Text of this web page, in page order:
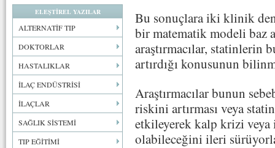
ELEŞTİREL YAZILAR
ALTERNATİF TIP
DOKTORLAR
HASTALIKLAR
İLAÇ ENDÜSTRİSİ
İLAÇLAR
SAĞLIK SİSTEMİ
TIP EĞİTİMİ
Bu sonuçlara iki klinik
bir matematik modeli baz
araştırmacılar, statinlerin
artırdığı konusunun
Araştırmacılar bunun
riskini artırması veya
etkileyerek kalp krizi
olabileceğini ileri